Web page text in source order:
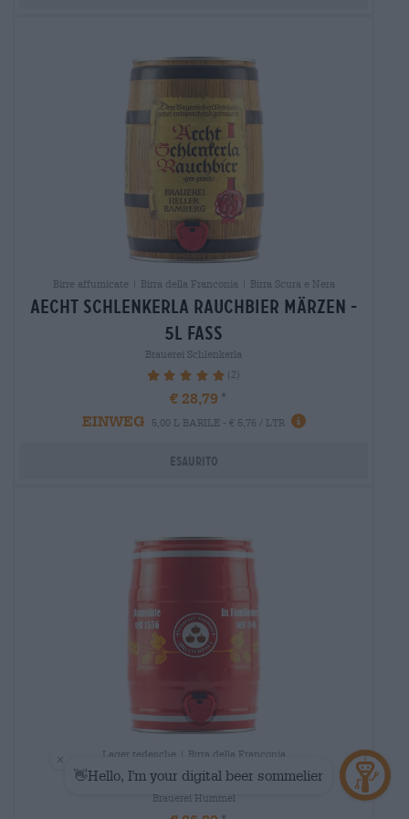
Birre affumicate | Birra della Franconia | Birra Scura e Nera
aecht schlenkerla rauchbier märzen -
5l fass
Brauerei Schlenkerla
100% (2)
€ 28,79
EINWEG
5,00 L BARILE - € 5,76 / LTR
Esaurito
Lager tedesche | Birra della Franconia
kellerbier - 5l fass
Brauerei Hummel